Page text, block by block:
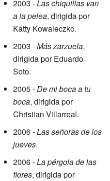
2003 -Las chiquillas van
a la pelea, dirigida por
Katty Kowaleczko.
2003 -Más zarzuela,
dirigida por Eduardo
Soto.
2005 -De mi boca a tu
boca, dirigida por
Christian Villarreal.
2006 -Las señoras de los
jueves.
2006 -La pérgola de las
flores, dirigida por